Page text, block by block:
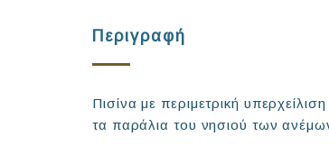
Περιγραφή
Πισίνα με περιμετρική
τα παράλια του νησιού των